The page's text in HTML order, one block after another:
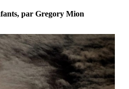
par Gregory Mion